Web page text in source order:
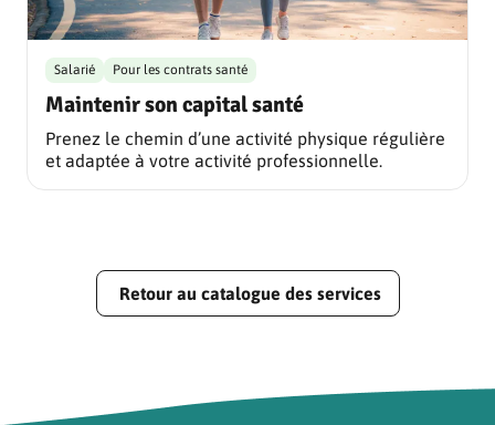
Maintenir son capital santé
Salarié Pour les contrats santé
Prenez le chemin d’une activité physique régulière
et adaptée à votre activité professionnelle.
Retour au catalogue des services